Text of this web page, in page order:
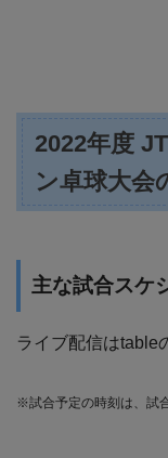
2022年度
ン卓球大会
主な試合スケ
ライブ配信はtable
※試合予定の時刻は、試